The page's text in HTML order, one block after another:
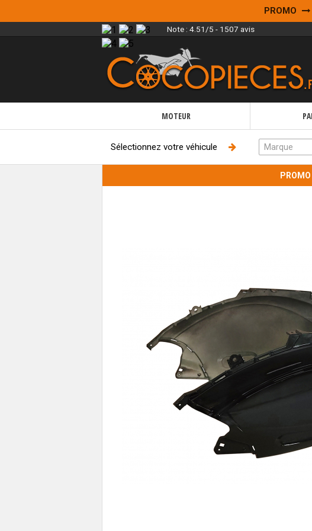
PROMO
Note : 4.51/5 - 1507 avis
MOTEUR
Sélectionnez votre véhicule Marque
PROMO